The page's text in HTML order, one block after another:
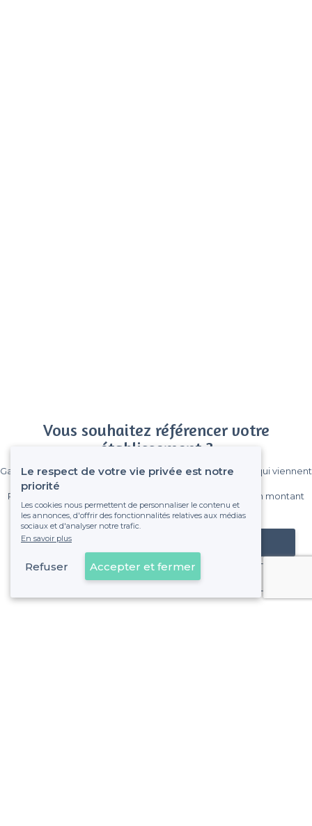
Vous souhaitez référencer votre
établissement ?
Gagnez de nombreux clients parmi le million de visiteurs qui viennent
Pas de commissions et sans engagement, vous payez un montant
fixe sans risque de voir déraper la facture.
Référencer mon établissement
Déjà client
Le respect de votre vie privée est notre
priorité
Les cookies nous permettent de personnaliser le contenu et
les annonces, d'offrir des fonctionnalités relatives aux médias
sociaux et d'analyser notre trafic.
En savoir plus
Refuser Accepter et fermer